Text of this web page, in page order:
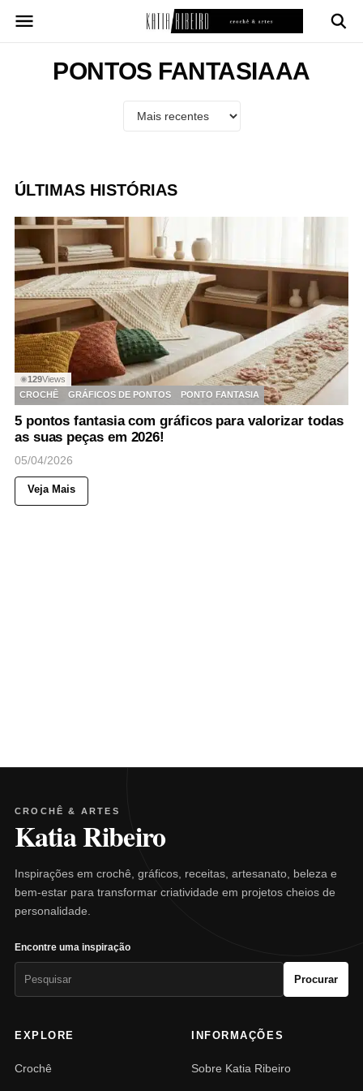
para
PONTOS FANTASIAAA
ÚLTIMAS HISTÓRIAS
◉129Views
CROCHÊ
GRÁFICOS DE PONTOS PONTO FANTASIA
5 pontos fantasia com gráficos para valorizar todas
as suas peças em 2026!
05/04/2026
Veja Mais
CROCHÊ & ARTES
Katia Ribeiro
Inspirações em crochê, gráficos, receitas, artesanato, beleza e
bem-estar para transformar criatividade em projetos cheios de
personalidade.
Encontre uma inspiração
Procurar
EXPLORE
Crochê
INFORMAÇÕES
Sobre Katia Ribeiro